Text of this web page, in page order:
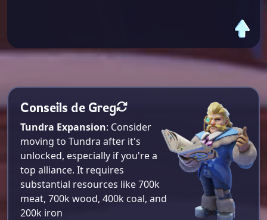
Conseils de Greg
Tundra Expansion: Consider
moving to Tundra after it's
unlocked, especially if you're a
top alliance. It requires
substantial resources like 700k
meat, 700k wood, 400k coal, and
200k iron​